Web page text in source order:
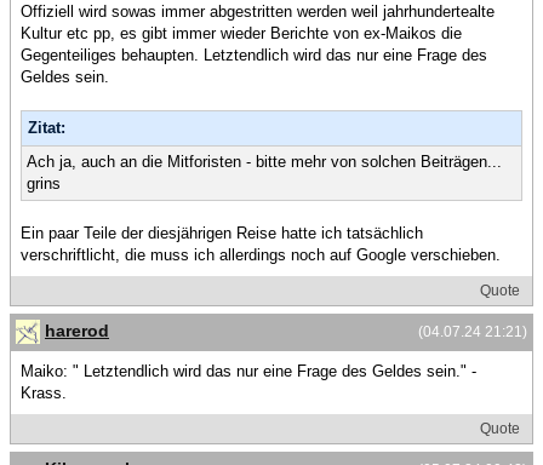
Offiziell wird sowas immer abgestritten werden weil jahrhundertealte
Kultur etc pp, es gibt immer wieder Berichte von ex-Maikos die
Gegenteiliges behaupten. Letztendlich wird das nur eine Frage des
Geldes sein.
Zitat:
Ach ja, auch an die Mitforisten - bitte mehr von solchen Beiträgen...
grins
Ein paar Teile der diesjährigen Reise hatte ich tatsächlich
verschriftlicht, die muss ich allerdings noch auf Google verschieben.
Quote
(04.07.24 21:21)
harerod
Maiko: " Letztendlich wird das nur eine Frage des Geldes sein." -
Krass.
Quote